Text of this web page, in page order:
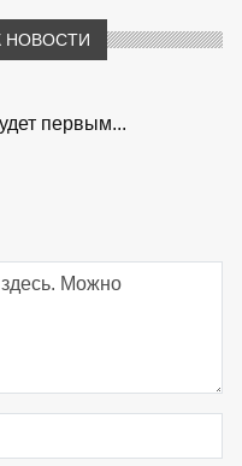
НОВОСТИ
первым...